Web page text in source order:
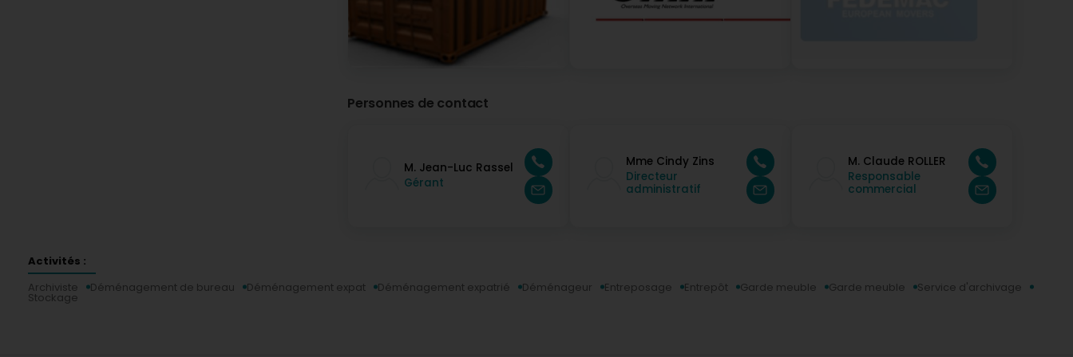
Personnes de contact
M. Jean-Luc Rassel
Gérant
Mme Cindy Zins
Directeur
administratif
M. Claude ROLLER
Responsable
commercial
Activités :
Archiviste
Déménagement de bureau Déménagement expat Déménagement expatrié Déménageur Entreposage Entrepôt Garde meuble Garde meuble Service d'archivage
Stockage